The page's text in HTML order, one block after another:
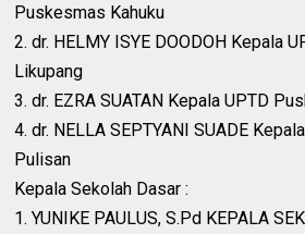
Puskesmas Kahuku
2. dr. HELMY ISYE DOODOH Kepala
Likupang
3. dr. EZRA SUATAN Kepala UPTD
4. dr. NELLA SEPTYANI SUADE
Pulisan
Kepala Sekolah Dasar :
1. YUNIKE PAULUS, S.Pd KEPALA